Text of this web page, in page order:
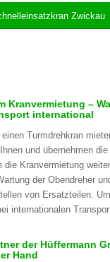
Zwickau
Kranvermietung –
international
Turmdrehkran
und übernehmen
die Kranvermietung
der Obendreher
von Ersatzteilen.
internationalen
der Hüffermann
Hand